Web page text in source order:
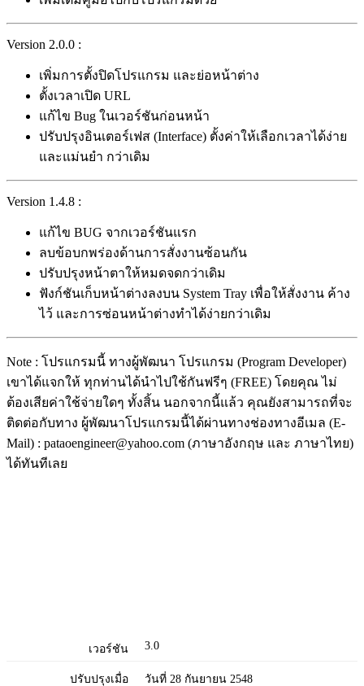
Version 2.0.0 :
เพิ่มการตั้งปิดโปรแกรม และย่อหน้าต่าง
ตั้งเวลาเปิด URL
แก้ไข Bug ในเวอร์ชันก่อนหน้า
ปรับปรุงอินเตอร์เฟส (Interface) ตั้งค่าให้เลือกเวลาได้ง่าย
และแม่นยำ กว่าเดิม
Version 1.4.8 :
แก้ไข BUG จากเวอร์ชันแรก
ลบข้อบกพร่องด้านการสั่งงานซ้อนกัน
ปรับปรุงหน้าตาให้หมดจดกว่าเดิม
ฟังก์ชันเก็บหน้าต่างลงบน System Tray เพื่อให้สั่งงาน ค้าง
ไว้ และการซ่อนหน้าต่างทำได้ง่ายกว่าเดิม
Note : โปรแกรมนี้ ทางผู้พัฒนา โปรแกรม (Program Developer)
เขาได้แจกให้ ทุกท่านได้นำไปใช้กันฟรีๆ (FREE) โดยคุณ ไม่
ต้องเสียค่าใช้จ่ายใดๆ ทั้งสิ้น นอกจากนี้แล้ว คุณยังสามารถที่จะ
ติดต่อกับทาง ผู้พัฒนาโปรแกรมนี้ได้ผ่านทางช่องทางอีเมล (E-
Mail) : pataoengineer@yahoo.com (ภาษาอังกฤษ และ ภาษาไทย)
ได้ทันทีเลย
เวอร์ชัน 3.0
ปรับปรุงเมื่อ วันที่ 28 กันยายน 2548